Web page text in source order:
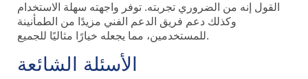
القول إنه من الضروري تجربته. توفر واجهته سهلة الاستخدام
وكذلك دعم فريق الدعم الفني مزيدًا من الطمأنينة
للمستخدمين، مما يجعله خيارًا مثاليًا للجميع.
الأسئلة الشائعة